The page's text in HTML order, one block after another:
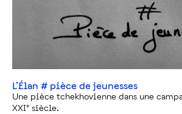
L’Élan # pièce de jeunesses
Une pièce tchekhovienne dans une
XXI° siècle.